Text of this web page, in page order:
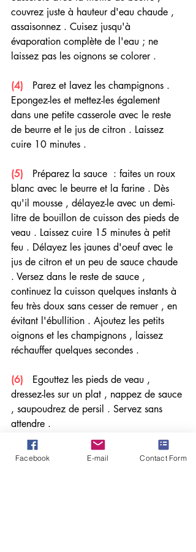
couvrez juste à hauteur d'eau chaude ,
assaisonnez . Cuisez jusqu'à
évaporation complète de l'eau ; ne
laissez pas les oignons se colorer .
(4)
  Parez et lavez les champignons .
Epongez-les et mettez-les également
dans une petite casserole avec le reste
de beurre et le jus de citron . Laissez
cuire 10 minutes .
(5)
  Préparez la sauce  : faites un roux
blanc avec le beurre et la farine . Dès
qu'il mousse , délayez-le avec un demi-
litre de bouillon de cuisson des pieds de
veau . Laissez cuire 15 minutes à petit
feu . Délayez les jaunes d'oeuf avec le
jus de citron et un peu de sauce chaude
. Versez dans le reste de sauce ,
continuez la cuisson quelques instants à
feu très doux sans cesser de remuer , en
évitant l'ébullition . Ajoutez les petits
oignons et les champignons , laissez
réchauffer quelques secondes .
(6)
   Egouttez les pieds de veau ,
dressez-les sur un plat , nappez de sauce
, saupoudrez de persil . Servez sans
attendre .
Facebook E-mail Contact Form